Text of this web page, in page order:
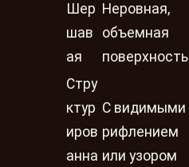
Шер
шав
ая
Неровная,
объемная
поверхность
Стру
ктур
иров
анна
С видимыми
рифлением
или узором